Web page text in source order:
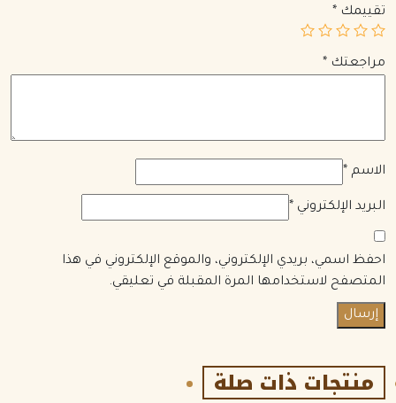
تقييمك *
مراجعتك *
الاسم *
البريد الإلكتروني *
احفظ اسمي، بريدي الإلكتروني، والموقع الإلكتروني في هذا
المتصفح لاستخدامها المرة المقبلة في تعليقي.
منتجات ذات صلة